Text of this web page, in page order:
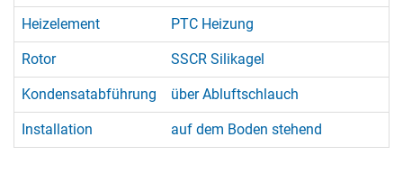
Heizelement PTC Heizung
Rotor SSCR Silikagel
Kondensatabführung über Abluftschlauch
Installation auf dem Boden stehend